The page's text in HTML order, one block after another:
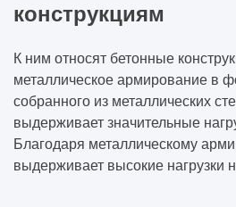
конструкциям
К ним относят бетонные
металлическое армирование в
собранного из металлических
выдерживает значительные
Благодаря металлическому
выдерживает высокие нагрузки